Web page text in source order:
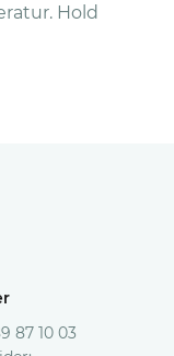
Hold
87 10 03